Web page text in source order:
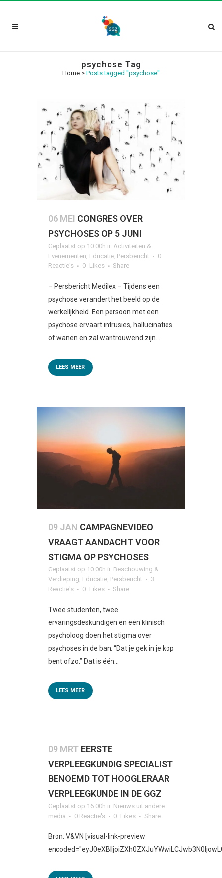
psychose Tag
Home > Posts tagged "psychose"
06 MEI CONGRES OVER
PSYCHOSES OP 5 JUNI
Geplaatst op 10:00h in Activiteiten &
Evenementen, Educatie, Persbericht
0
Reactie's
0 Likes Share
– Persbericht Medilex – Tijdens een
psychose verandert het beeld op de
werkelijkheid. Een persoon met een
psychose ervaart intrusies, hallucinaties
of wanen en zal wantrouwend zijn....
LEES MEER
09 JAN CAMPAGNEVIDEO
VRAAGT AANDACHT VOOR
STIGMA OP PSYCHOSES
Geplaatst op 10:00h in Beschouwing &
Verdieping Educatie Persbericht
3
Reactie's
0 Likes Share
Twee studenten, twee
ervaringsdeskundigen en één klinisch
psycholoog doen het stigma over
psychoses in de ban. “Dat je gek in je kop
bent ofzo.” Dat is één...
LEES MEER
09 MRT EERSTE
VERPLEEGKUNDIG SPECIALIST
BENOEMD TOT HOOGLERAAR
VERPLEEGKUNDE IN DE GGZ
Geplaatst op 16:00h in Nieuws uit andere
media
0 Reactie's 0 Likes Share
Bron: V&VN [visual-link-preview